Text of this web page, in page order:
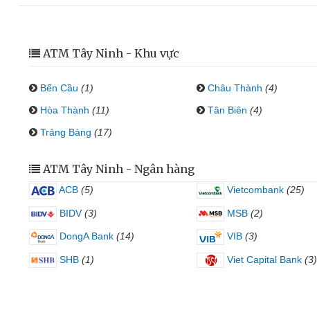
ATM Tây Ninh - Khu vực
Bến Cầu (1) Châu Thành (4)
Hòa Thành (11) Tân Biên (4)
Trảng Bàng (17)
ATM Tây Ninh - Ngân hàng
ACB (5) Vietcombank (25)
BIDV (3) MSB (2)
DongA Bank (14) VIB (3)
SHB (1) Viet Capital Bank (3)